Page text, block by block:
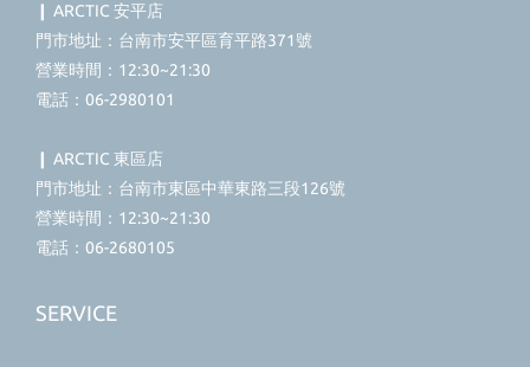
❙ ARCTIC 安平店
門市地址：台南市安平區育平路371號
營業時間：12:30~21:30
電話：06-2980101
❙ ARCTIC 東區店
門市地址：台南市東區中華東路三段126號
營業時間：12:30~21:30
電話：06-2680105
SERVICE